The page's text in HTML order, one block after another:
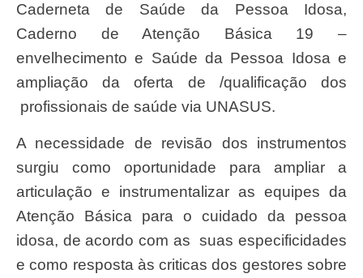
Caderneta de Saúde da Pessoa Idosa,
Caderno de Atenção Básica 19 –
envelhecimento e Saúde da Pessoa Idosa e
ampliação da oferta de /qualificação dos
profissionais de saúde via UNASUS.
A necessidade de revisão dos instrumentos
surgiu como oportunidade para ampliar a
articulação e instrumentalizar as equipes da
Atenção Básica para o cuidado da pessoa
idosa, de acordo com as suas especificidades
e como resposta às criticas dos gestores sobre